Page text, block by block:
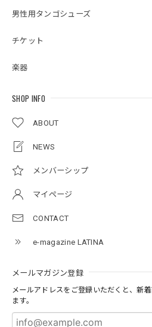
男性用タンゴシューズ
チケット
楽器
SHOP INFO
ABOUT
NEWS
メンバーシップ
マイページ
CONTACT
e-magazine LATINA
メールマガジン登録
メールアドレスをご登録いただくと、新
ます。